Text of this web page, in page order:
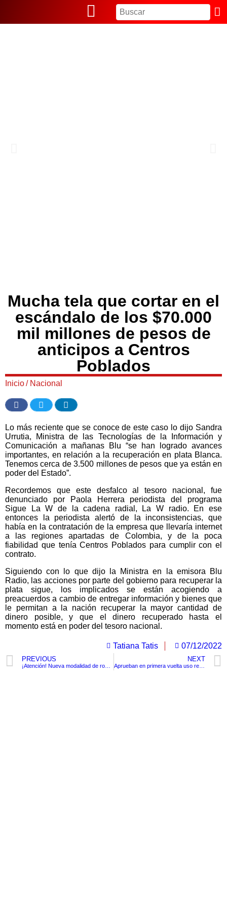
Mucha tela que cortar en el
escándalo de los $70.000
mil millones de pesos de
anticipos a Centros
Poblados
Inicio/ Nacional
Lo más reciente que se conoce de este caso lo dijo Sandra
Urrutia, Ministra de las Tecnologías de la Información y
Comunicación a mañanas Blu “se han logrado avances
importantes, en relación a la recuperación en plata Blanca.
Tenemos cerca de 3.500 millones de pesos que ya están en
poder del Estado”.
Recordemos que este desfalco al tesoro nacional, fue
denunciado por Paola Herrera periodista del programa
Sigue La W de la cadena radial, La W radio. En ese
entonces la periodista alertó de la inconsistencias, que
había en la contratación de la empresa que llevaría internet
a las regiones apartadas de Colombia, y de la poca
fiabilidad que tenía Centros Poblados para cumplir con el
contrato.
Siguiendo con lo que dijo la Ministra en la emisora Blu
Radio, las acciones por parte del gobierno para recuperar la
plata sigue, los implicados se están acogiendo a
preacuerdos a cambio de entregar información y bienes que
le permitan a la nación recuperar la mayor cantidad de
dinero posible, y que el dinero recuperado hasta el
momento está en poder del tesoro nacional.
Tatiana Tatis 07/12/2022
PREVIOUS NEXT
Aprueban en primera vuelta uso recreativo de cannabis en Colombia